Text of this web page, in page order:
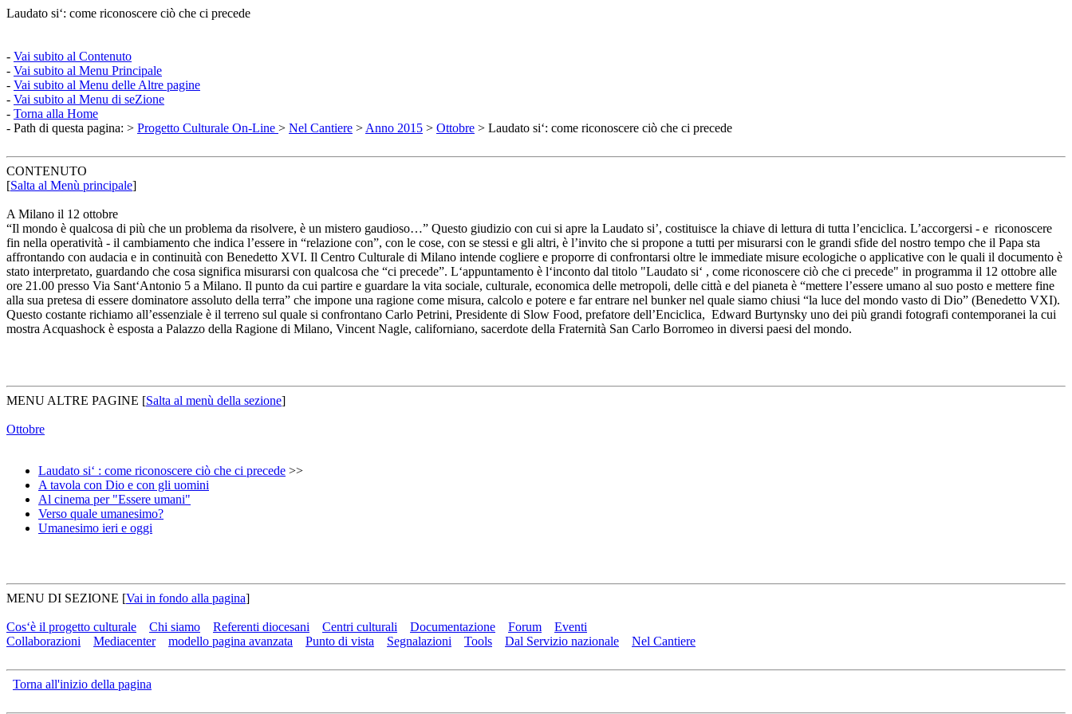
Laudato si‘: come riconoscere ciò che ci precede
- Vai subito al Contenuto
- Vai subito al Menu Principale
- Vai subito al Menu delle Altre pagine
- Vai subito al Menu di seZione
- Torna alla Home
- Path di questa pagina: > Progetto Culturale On-Line > Nel Cantiere > Anno 2015 > Ottobre > Laudato si‘: come riconoscere ciò che ci precede
CONTENUTO
[Salta al Menù principale]
A Milano il 12 ottobre
“Il mondo è qualcosa di più che un problema da risolvere, è un mistero gaudioso…” Questo giudizio con cui si apre la Laudato si’, costituisce la chiave di lettura di tutta l’enciclica. L’accorgersi - e riconoscere
fin nella operatività - il cambiamento che indica l’essere in “relazione con”, con le cose, con se stessi e gli altri, è l’invito che si propone a tutti per misurarsi con le grandi sfide del nostro tempo che il Papa sta
affrontando con audacia e in continuità con Benedetto XVI. Il Centro Culturale di Milano intende cogliere e proporre di confrontarsi oltre le immediate misure ecologiche o applicative con le quali il documento è
stato interpretato, guardando che cosa significa misurarsi con qualcosa che “ci precede”. L‘appuntamento è l‘inconto dal titolo "Laudato si‘ , come riconoscere ciò che ci precede" in programma il 12 ottobre alle
ore 21.00 presso Via Sant‘Antonio 5 a Milano. Il punto da cui partire e guardare la vita sociale, culturale, economica delle metropoli, delle città e del pianeta è “mettere l’essere umano al suo posto e mettere fine
alla sua pretesa di essere dominatore assoluto della terra” che impone una ragione come misura, calcolo e potere e far entrare nel bunker nel quale siamo chiusi “la luce del mondo vasto di Dio” (Benedetto VXI).
Questo costante richiamo all’essenziale è il terreno sul quale si confrontano Carlo Petrini, Presidente di Slow Food, prefatore dell’Enciclica, Edward Burtynsky uno dei più grandi fotografi contemporanei la cui
mostra Acquashock è esposta a Palazzo della Ragione di Milano, Vincent Nagle, californiano, sacerdote della Fraternità San Carlo Borromeo in diversi paesi del mondo.
MENU ALTRE PAGINE [Salta al menù della sezione]
Ottobre
Laudato si‘ : come riconoscere ciò che ci precede >>
A tavola con Dio e con gli uomini
Al cinema per "Essere umani"
Verso quale umanesimo?
Umanesimo ieri e oggi
MENU DI SEZIONE [Vai in fondo alla pagina]
Cos‘è il progetto culturale Chi siamo Referenti diocesani Centri culturali Documentazione Forum
Eventi
Collaborazioni
Mediacenter modello pagina avanzata Punto di vista Segnalazioni Tools Dal Servizio nazionale Nel Cantiere
Torna all'inizio della pagina